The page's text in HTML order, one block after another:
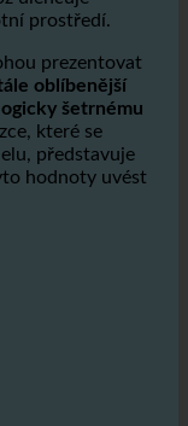
emise
odpadních vod
ulehčuje
prostředí.
prezentovat
oblíbenější
šetrnému
které se
představuje
hodnoty uvést